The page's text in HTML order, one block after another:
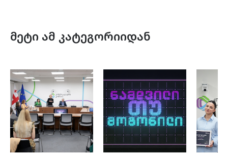
მეტი ამ კატეგორიიდან